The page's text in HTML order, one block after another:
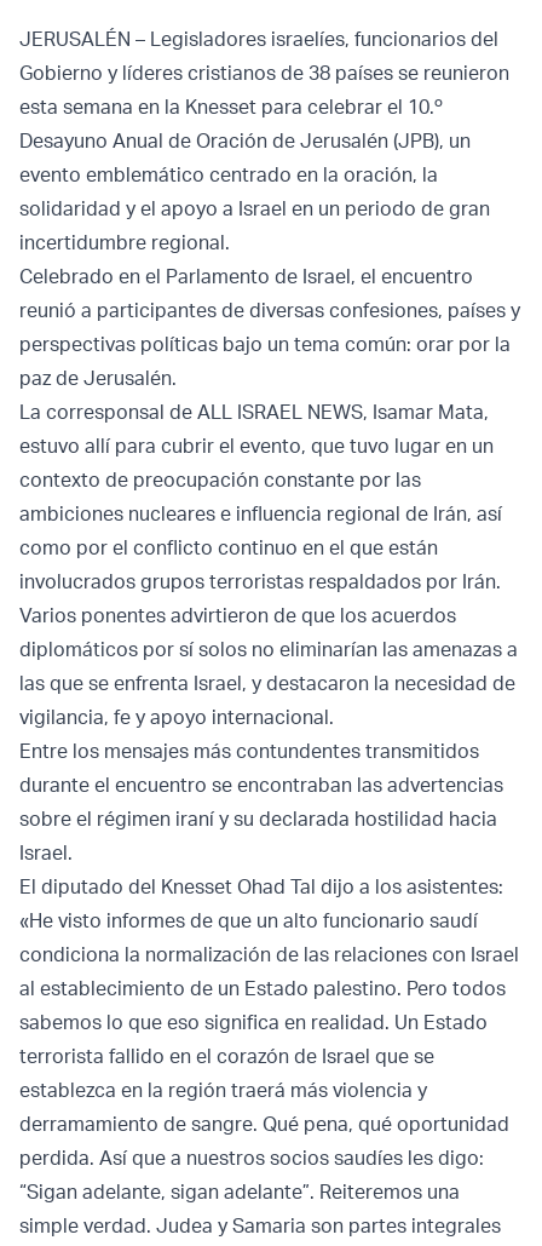
JERUSALÉN – Legisladores israelíes, funcionarios del
Gobierno y líderes cristianos de 38 países se reunieron
esta semana en la Knesset para celebrar el 10.º
Desayuno Anual de Oración de Jerusalén (JPB), un
evento emblemático centrado en la oración, la
solidaridad y el apoyo a Israel en un periodo de gran
incertidumbre regional.
Celebrado en el Parlamento de Israel, el encuentro
reunió a participantes de diversas confesiones, países y
perspectivas políticas bajo un tema común: orar por la
paz de Jerusalén.
La corresponsal de ALL ISRAEL NEWS, Isamar Mata,
estuvo allí para cubrir el evento, que tuvo lugar en un
contexto de preocupación constante por las
ambiciones nucleares e influencia regional de Irán, así
como por el conflicto continuo en el que están
involucrados grupos terroristas respaldados por Irán.
Varios ponentes advirtieron de que los acuerdos
diplomáticos por sí solos no eliminarían las amenazas a
las que se enfrenta Israel, y destacaron la necesidad de
vigilancia, fe y apoyo internacional.
Entre los mensajes más contundentes transmitidos
durante el encuentro se encontraban las advertencias
sobre el régimen iraní y su declarada hostilidad hacia
Israel.
El diputado del Knesset Ohad Tal dijo a los asistentes:
«He visto informes de que un alto funcionario saudí
condiciona la normalización de las relaciones con Israel
al establecimiento de un Estado palestino. Pero todos
sabemos lo que eso significa en realidad. Un Estado
terrorista fallido en el corazón de Israel que se
establezca en la región traerá más violencia y
derramamiento de sangre. Qué pena, qué oportunidad
perdida. Así que a nuestros socios saudíes les digo:
“Sigan adelante, sigan adelante”. Reiteremos una
simple verdad. Judea y Samaria son partes integrales